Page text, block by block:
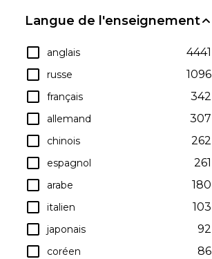
Langue de l'enseignement
anglais 4441
russe 1096
français 342
allemand 307
chinois 262
espagnol 261
arabe 180
italien 103
japonais 92
coréen
86